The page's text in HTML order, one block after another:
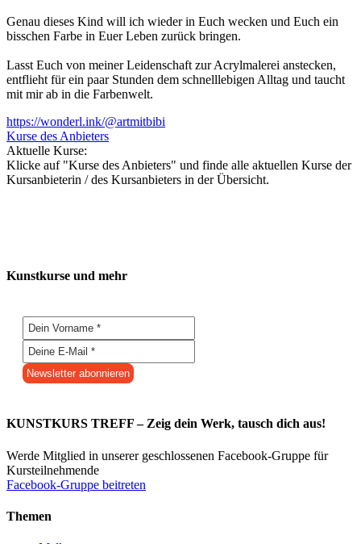
Genau dieses Kind will ich wieder in Euch wecken und Euch ein
bisschen Farbe in Euer Leben zurück bringen.
Lasst Euch von meiner Leidenschaft zur Acrylmalerei anstecken,
entflieht für ein paar Stunden dem schnelllebigen Alltag und taucht
mit mir ab in die Farbenwelt.
https://wonderl.ink/@artmitbibi
Kurse des Anbieters
Aktuelle Kurse:
Klicke auf "Kurse des Anbieters" und finde alle aktuellen Kurse der
Kursanbieterin / des Kursanbieters in der Übersicht.
Kunstkurse und mehr
KUNSTKURS TREFF – Zeig dein Werk, tausch dich aus!
Werde Mitglied in unserer geschlossenen Facebook-Gruppe für
Kursteilnehmende
Facebook-Gruppe beitreten
Themen